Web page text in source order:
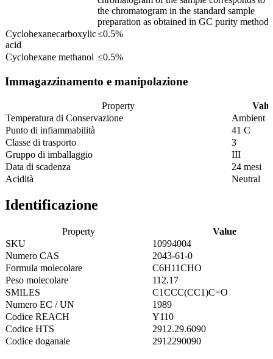
the chromatogram in the standard sample
preparation as obtained in GC purity method
Cyclohexanecarboxylic
acid
≤0.5%
Cyclohexane methanol ≤0.5%
Immagazzinamento e manipolazione
Property
Temperatura di Conservazione
Ambient
Punto di infiammabilità
41 C
Classe di trasporto
3
Gruppo di imballaggio
III
Data di scadenza
24 mesi
Acidità
Neutral
Identificazione
Property
Value
SKU
10994004
Numero CAS
2043-61-0
Formula molecolare
C6H11CHO
Peso molecolare
112.17
SMILES
C1CCC(CC1)C=O
Numero EC / UN
1989
Codice REACH
Y110
Codice HTS
2912.29.6090
Codice doganale
2912290090